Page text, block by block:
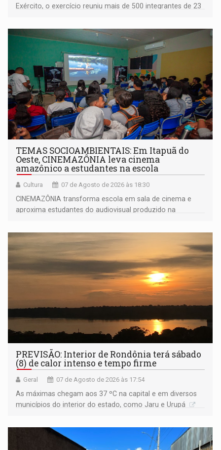
Exército, o exercício reuniu mais de 500 integrantes de 23
TEMAS SOCIOAMBIENTAIS: Em Itapuã do
Oeste, CINEMAZÔNIA leva cinema
amazônico a estudantes na escola
Cultura 07 de Agosto de 2026 às 18:30
CINEMAZÔNIA transforma escola em sala de cinema e
aproxima estudantes do audiovisual produzido na
PREVISÃO: Interior de Rondônia terá sábado
(8) de calor intenso e tempo firme
Geral 07 de Agosto de 2026 às 17:54
As máximas chegam aos 37 ºC na capital e em diversos
municípios do interior do estado, como Jaru e Urupá